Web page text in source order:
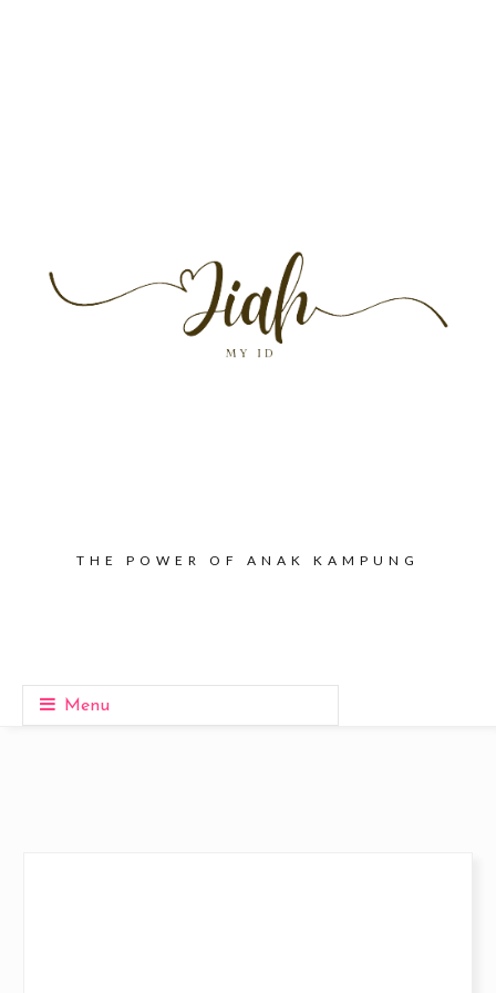
THE POWER OF ANAK KAMPUNG
Menu